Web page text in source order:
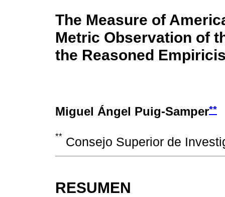
The Measure of
Metric Observation of
the Reasoned
Miguel Ángel Puig-Samper**
** Consejo Superior de
RESUMEN